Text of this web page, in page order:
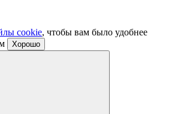
cookie, чтобы вам было удобнее
Хорошо